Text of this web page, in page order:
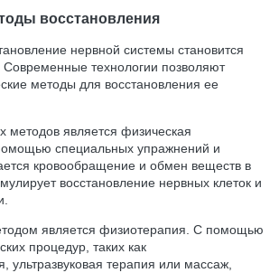
восстановления
нервной системы становится
технологии позволяют
методы для восстановления ее
методов является физическая
специальных упражнений и
кровообращение и обмен веществ в
восстановление нервных клеток и
является физиотерапия. С помощью
процедур, таких как
ультразвуковая терапия или массаж,